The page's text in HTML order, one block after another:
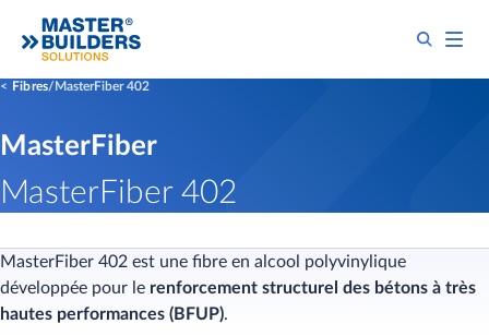
Fibres MasterFiber 402
MasterFiber
MasterFiber 402
MasterFiber 402 est une fibre en alcool polyvinylique
développée pour le renforcement structurel des bétons à très
hautes performances (BFUP).